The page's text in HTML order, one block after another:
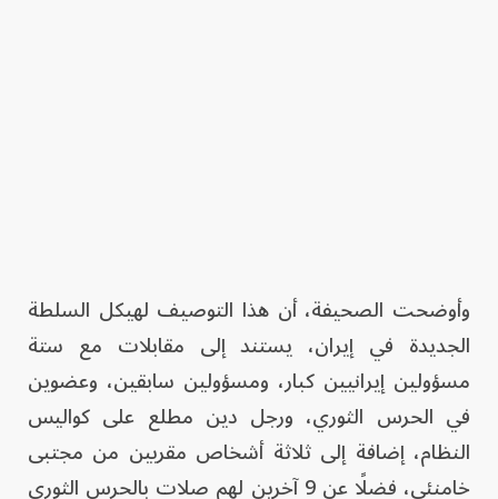
وأوضحت الصحيفة، أن هذا التوصيف لهيكل السلطة
الجديدة في إيران، يستند إلى مقابلات مع ستة
مسؤولين إيرانيين كبار، ومسؤولين سابقين، وعضوين
في الحرس الثوري، ورجل دين مطلع على كواليس
النظام، إضافة إلى ثلاثة أشخاص مقربين من مجتبى
خامنئي، فضلًا عن 9 آخرين لهم صلات بالحرس الثوري